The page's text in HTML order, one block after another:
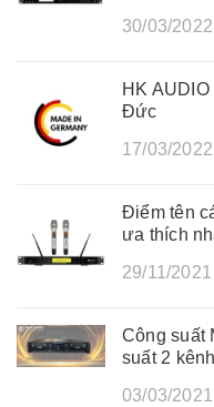
30/03/2022
HK
Đức
17/03/2022
Điểm tên
ưa thích
29/11/2021
Công suất
suất 2
03/03/2021